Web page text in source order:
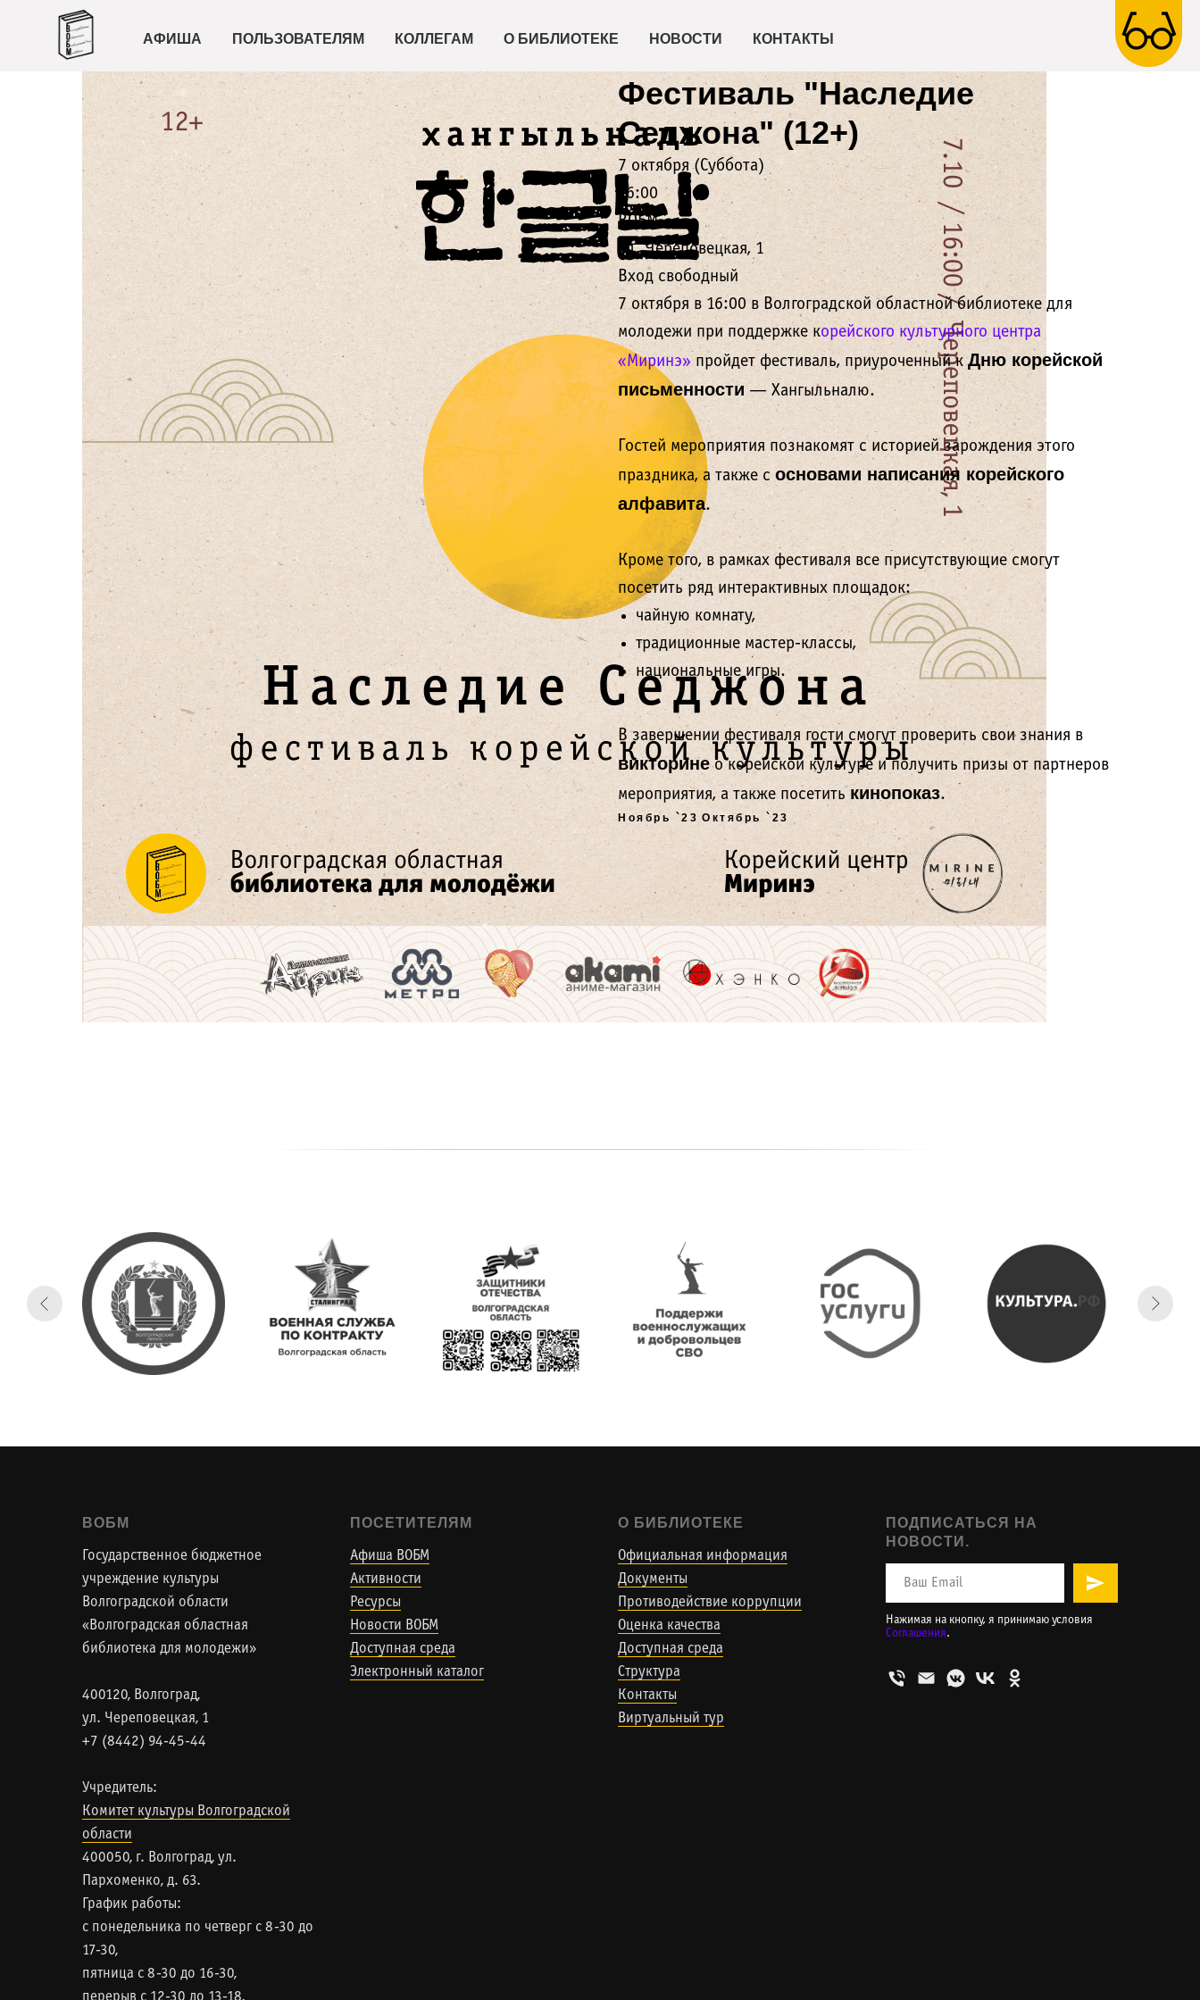
АФИША ПОЛЬЗОВАТЕЛЯМ КОЛЛЕГАМ О БИБЛИОТЕКЕ НОВОСТИ КОНТАКТЫ
Фестиваль "Наследие
Седжона" (12+)
7 октября (Суббота)
16:00
ВОБМ
ул. Череповецкая, 1
Вход свободный
7 октября в 16:00 в Волгоградской областной библиотеке для
молодежи при поддержке корейского культурного центра
«Миринэ» пройдет фестиваль, приуроченный кДню корейской
письменности — Хангыльналю.
Гостей мероприятия познакомят с историей зарождения этого
праздника, а также сосновами написания корейского
алфавита.
Кроме того, в рамках фестиваля все присутствующие смогут
посетить ряд интерактивных площадок:
чайную комнату,
традиционные мастер-классы,
национальные игры.
В завершении фестиваля гости смогут проверить свои знания в
викторинео корейской культуре и получить призы от партнеров
мероприятия, а также посетить кинопоказ.
Ноябрь `23 Октябрь `23
ВОБМ
Государственное бюджетное
учреждение культуры
Волгоградской области
«Волгоградская областная
библиотека для молодежи»
400120, Волгоград,
ул. Череповецкая, 1
+7 (8442) 94-45-44
Учредитель:
Комитет культуры Волгоградской
области
400050, г. Волгоград, ул.
Пархоменко, д. 63.
График работы:
с понедельника по четверг с 8-30 до
17-30,
пятница с 8-30 до 16-30,
ПОСЕТИТЕЛЯМ
Афиша ВОБМ
Активности
Ресурсы
Новости ВОБМ
Доступная среда
Электронный каталог
О БИБЛИОТЕКЕ
Официальная информация
Документы
Противодействие коррупции
Оценка качества
Доступная среда
Структура
Контакты
Виртуальный тур
ПОДПИСАТЬСЯ НА
НОВОСТИ.
Нажимая на кнопку, я принимаю условия
Соглашения.